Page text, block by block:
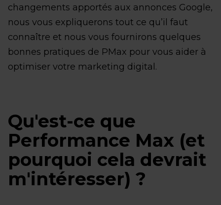
changements apportés aux annonces Google,
nous vous expliquerons tout ce qu’il faut
connaître et nous vous fournirons quelques
bonnes pratiques de PMax pour vous aider à
optimiser votre marketing digital.
Qu'est-ce que
Performance Max (et
pourquoi cela devrait
m'intéresser) ?